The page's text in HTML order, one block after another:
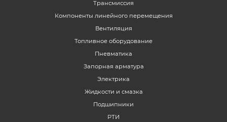
Трансмиссия
Компоненты линейного перемещения
Вентиляция
Топливное оборудование
Пневматика
Запорная арматура
Электрика
Жидкости и смазка
Подшипники
РТИ